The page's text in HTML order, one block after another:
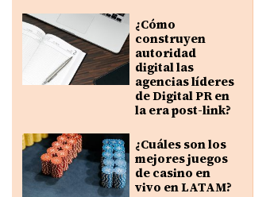
¿Cómo
construyen
autoridad
digital las
agencias líderes
de Digital PR en
la era post-link?
¿Cuáles son los
mejores juegos
de casino en
vivo en LATAM?